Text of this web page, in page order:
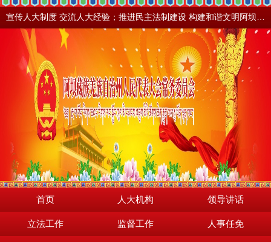
首页 人大机构 领导讲话
立法工作 监督工作 人事任免